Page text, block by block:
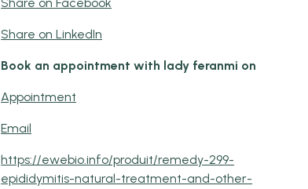
Share on LinkedIn
Book an appointment with lady feranmi on
Appointment
Email
https://ewebio.info/produit/remedy-299-
epididymitis-natural-treatment-and-other-